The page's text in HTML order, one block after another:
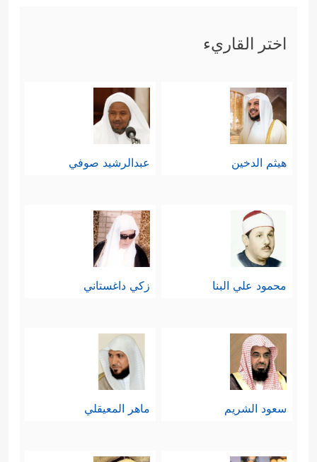
اختر القاريء
هيثم الدخين عبدالرشيد صوفي
محمود علي البنا زكي داغستاني
سعود الشريم ماهر المعيقلي